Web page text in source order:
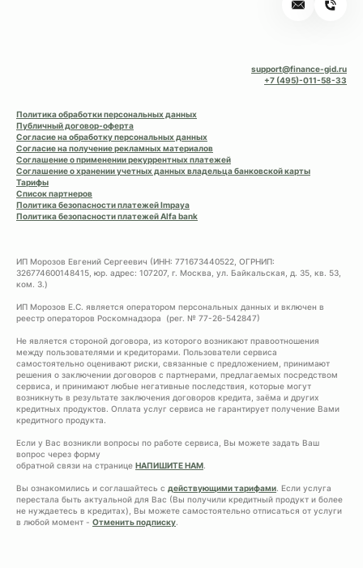
support@finance-gid.ru
+7 (495)-011-58-33
Политика обработки персональных данных
Публичный договор-оферта
Согласие на обработку персональных данных
Согласие на получение рекламных материалов
Соглашение о применении рекуррентных платежей
Соглашение о хранении учетных данных владельца банковской карты
Тарифы
Список партнеров
Политика безопасности платежей Impaya
Политика безопасности платежей Alfa bank
ИП Морозов Евгений Сергеевич (ИНН: 771673440522, ОГРНИП:
326774600148415, юр. адрес: 107207, г. Москва, ул. Байкальская, д. 35, кв. 53,
ком. 3.)
ИП Морозов Е.С. является оператором персональных данных и включен в
реестр операторов Роскомнадзора (рег. № 77-26-542847)
Не является стороной договора, из которого возникают правоотношения
между пользователями и кредиторами. Пользователи сервиса
самостоятельно оценивают риски, связанные с предложением, принимают
решения о заключении договоров с партнерами, предлагаемых посредством
сервиса, и принимают любые негативные последствия, которые могут
возникнуть в результате заключения договоров кредита, заёма и других
кредитных продуктов. Оплата услуг сервиса не гарантирует получение Вами
кредитного продукта.
Если у Вас возникли вопросы по работе сервиса, Вы можете задать Ваш
вопрос через форму
обратной связи на странице НАПИШИТЕ НАМ.
Вы ознакомились и соглашайтесь с действующими тарифами. Если услуга
перестала быть актуальной для Вас (Вы получили кредитный продукт и более
не нуждаетесь в кредитах), Вы можете самостоятельно отписаться от услуги
в любой момент - Отменить подписку.